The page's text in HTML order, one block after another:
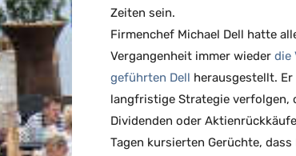
Zeiten sein.
Firmenchef Michael Dell hatte
Vergangenheit immer wieder die
geführten Dell herausgestellt.
langfristige Strategie verfolgen,
Dividenden oder
Tagen kursierten Gerüchte,